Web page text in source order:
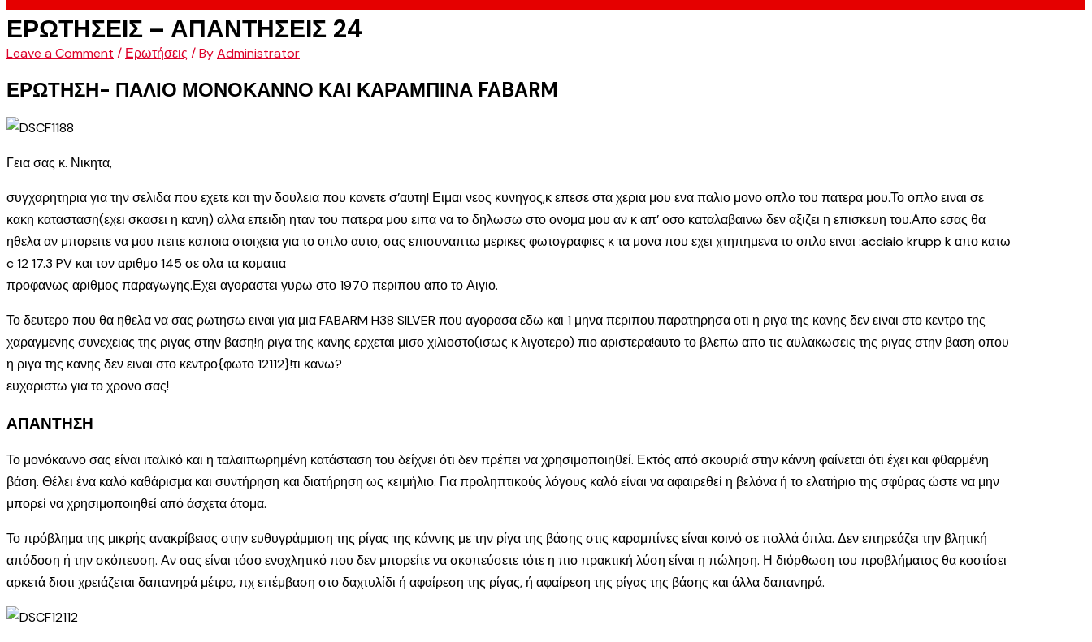
ΕΡΩΤΗΣΕΙΣ – ΑΠΑΝΤΗΣΕΙΣ 24
Leave a Comment / Ερωτήσεις / ByAdministrator
ΕΡΩΤΗΣΗ- ΠΑΛΙΟ ΜΟΝΟΚΑΝΝΟ ΚΑΙ ΚΑΡΑΜΠΙΝΑ FABARM
Γεια σας κ. Νικητα,
συγχαρητηρια για την σελιδα που εχετε και την δουλεια που κανετε σ’αυτη! Ειμαι νεος κυνηγος,κ επεσε στα χερια μου ενα παλιο μονο οπλο του πατερα μου.Το οπλο ειναι σε
κακη κατασταση(εχει σκασει η κανη) αλλα επειδη ηταν του πατερα μου ειπα να το δηλωσω στο ονομα μου αν κ απ’ οσο καταλαβαινω δεν αξιζει η επισκευη του.Απο εσας θα
ηθελα αν μπορειτε να μου πειτε καποια στοιχεια για το οπλο αυτο, σας επισυναπτω μερικες φωτογραφιες κ τα μονα που εχει χτηπημενα το οπλο ειναι :acciaio krupp k απο κατω
c 12 17.3 PV και τον αριθμο 145 σε ολα τα κοματια
προφανως αριθμος παραγωγης.Εχει αγοραστει γυρω στο 1970 περιπου απο το Αιγιο.
Το δευτερο που θα ηθελα να σας ρωτησω ειναι για μια FABARM H38 SILVER που αγορασα εδω και 1 μηνα περιπου.παρατηρησα οτι η ριγα της κανης δεν ειναι στο κεντρο της
χαραγμενης συνεχειας της ριγας στην βαση!η ριγα της κανης ερχεται μισο χιλιοστο(ισως κ λιγοτερο) πιο αριστερα!αυτο το βλεπω απο τις αυλακωσεις της ριγας στην βαση οπου
η ριγα της κανης δεν ειναι στο κεντρο{φωτο 12112}!τι κανω?
ευχαριστω για το χρονο σας!
ΑΠΑΝΤΗΣΗ
Το μονόκαννο σας είναι ιταλικό και η ταλαιπωρημένη κατάσταση του δείχνει ότι δεν πρέπει να χρησιμοποιηθεί. Εκτός από σκουριά στην κάννη φαίνεται ότι έχει και φθαρμένη
βάση. Θέλει ένα καλό καθάρισμα και συντήρηση και διατήρηση ως κειμήλιο. Για προληπτικούς λόγους καλό είναι να αφαιρεθεί η βελόνα ή το ελατήριο της σφύρας ώστε να μην
μπορεί να χρησιμοποιηθεί από άσχετα άτομα.
Το πρόβλημα της μικρής ανακρίβειας στην ευθυγράμμιση της ρίγας της κάννης με την ρίγα της βάσης στις καραμπίνες είναι κοινό σε πολλά όπλα. Δεν επηρεάζει την βλητική
απόδοση ή την σκόπευση. Αν σας είναι τόσο ενοχλητικό που δεν μπορείτε να σκοπεύσετε τότε η πιο πρακτική λύση είναι η πώληση. Η διόρθωση του προβλήματος θα κοστίσει
αρκετά διοτι χρειάζεται δαπανηρά μέτρα, πχ επέμβαση στο δαχτυλίδι ή αφαίρεση της ρίγας, ή αφαίρεση της ρίγας της βάσης και άλλα δαπανηρά.